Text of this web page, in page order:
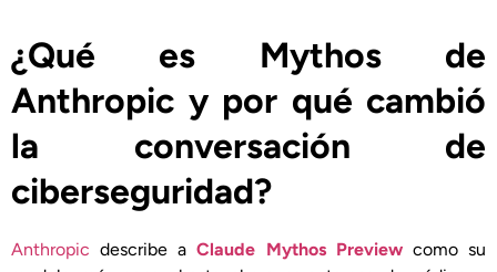
¿Qué es Mythos de
Anthropic y por qué cambió
la conversación de
ciberseguridad?
Anthropic describe aClaude Mythos Previewcomo su